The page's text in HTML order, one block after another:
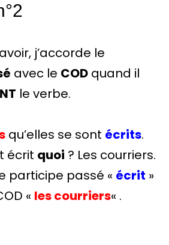
j’accorde le
avec le COD quand il
le verbe.
qu’elles se sont écrits.
écrit quoi ? Les courriers.
participe passé « écrit »
« les courriers« .